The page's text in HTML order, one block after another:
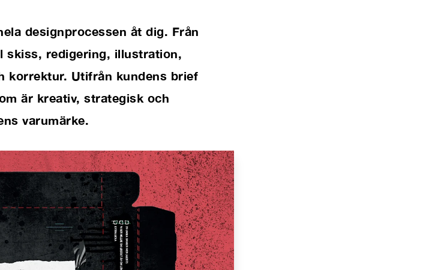
designprocessen åt dig. Från
skiss, redigering, illustration,
korrektur. Utifrån kundens brief
är kreativ, strategisk och
varumärke.